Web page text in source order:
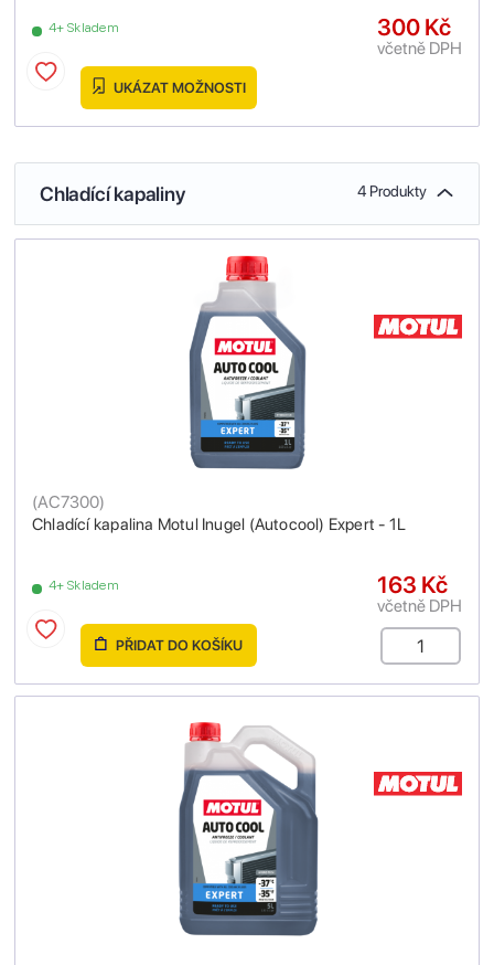
4+ Skladem 300 Kč
včetně DPH
UKÁZAT MOŽNOSTI
Chladící kapaliny 4 Produkty
Chladící kapalina Motul Inugel (Autocool) Expert - 1L
(AC7300)
4+ Skladem 163 Kč
včetně DPH
PŘIDAT DO KOŠÍKU